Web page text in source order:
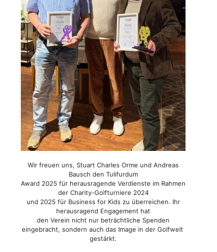
Wir freuen uns, Stuart Charles Orme und Andreas
Bausch den Tulifurdum
Award 2025 für herausragende Verdienste im Rahmen
der Charity-Golfturniere 2024
und 2025 für Business for Kids zu überreichen. Ihr
herausragend Engagement hat
den Verein nicht nur beträchtliche Spenden
eingebracht, sondern auch das Image in der Golfwelt
gestärkt.